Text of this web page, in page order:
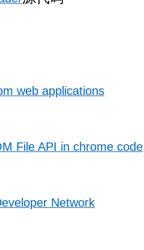
web applications
File API in chrome code
Network